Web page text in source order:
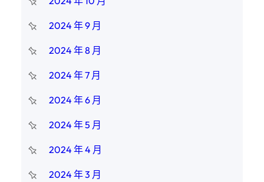
2024 年 9 月
2024 年 8 月
2024 年 7 月
2024 年 6 月
2024 年 5 月
2024 年 4 月
2024 年 3 月